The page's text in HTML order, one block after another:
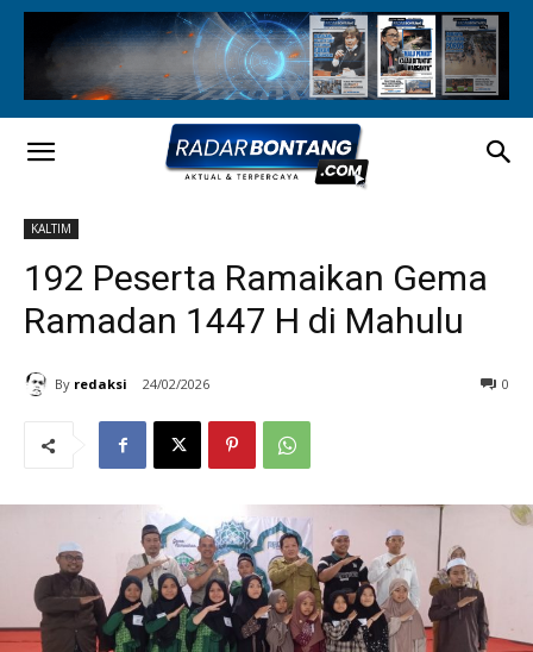
KALTIM
192 Peserta Ramaikan Gema
Ramadan 1447 H di Mahulu
By redaksi 24/02/2026 0